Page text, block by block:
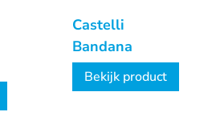
Castelli
Bandana
Bekijk product